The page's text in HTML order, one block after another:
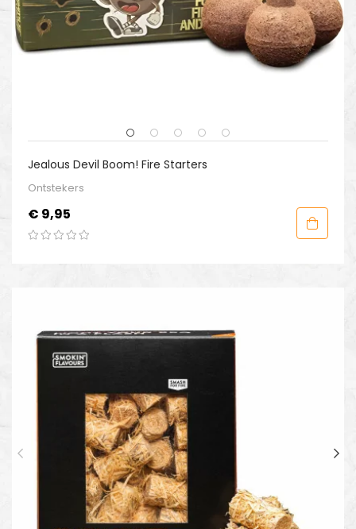
Jealous Devil Boom! Fire Starters
Ontstekers
Prijs
€ 9,95